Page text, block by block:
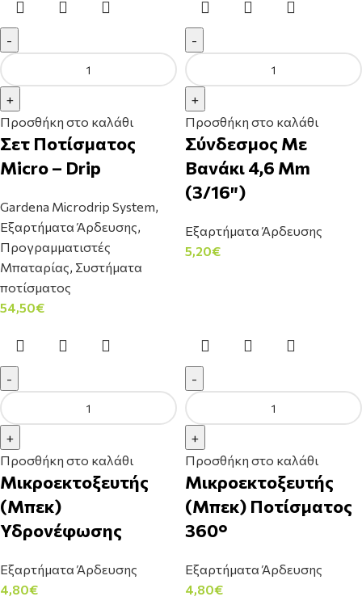
Προσθήκη στο καλάθι
Σετ Ποτίσματος
Micro – Drip
Gardena Microdrip System,
Εξαρτήματα Άρδευσης,
Προγραμματιστές
Μπαταρίας, Συστήματα
ποτίσματος
54,50€
Προσθήκη στο καλάθι
Σύνδεσμος Με
Βανάκι 4,6 Mm
(3/16″)
Εξαρτήματα Άρδευσης
5,20€
Προσθήκη στο καλάθι
Μικροεκτοξευτής
(Μπεκ)
Υδρονέφωσης
Εξαρτήματα Άρδευσης
4,80€
Προσθήκη στο καλάθι
Μικροεκτοξευτής
(Μπεκ) Ποτίσματος
360°
Εξαρτήματα Άρδευσης
4,80€